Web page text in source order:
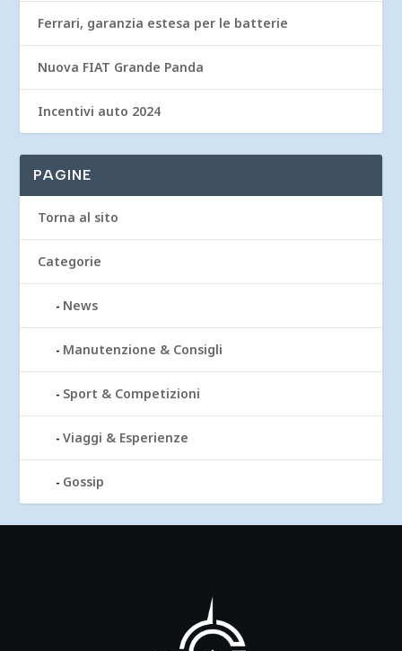
Ferrari, garanzia estesa per le batterie
Nuova FIAT Grande Panda
Incentivi auto 2024
PAGINE
Torna al sito
Categorie
News
Manutenzione & Consigli
Sport & Competizioni
Viaggi & Esperienze
Gossip